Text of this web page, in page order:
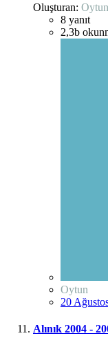
Oluşturan: Oytun
8 yanıt
2,3b
Oytun
20
Alınık 2004 -